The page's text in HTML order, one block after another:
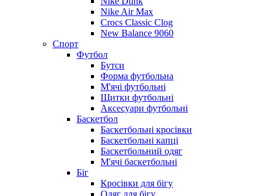
Nike Air Max
Crocs Classic Clog
New Balance 9060
Спорт
Футбол
Бутси
Форма футбольна
М'ячі футбольні
Щитки футбольні
Аксесуари футбольні
Баскетбол
Баскетбольні кросівки
Баскетбольні капці
Баскетбольний одяг
М'ячі баскетбольні
Біг
Кросівки для бігу
Одяг для бігу